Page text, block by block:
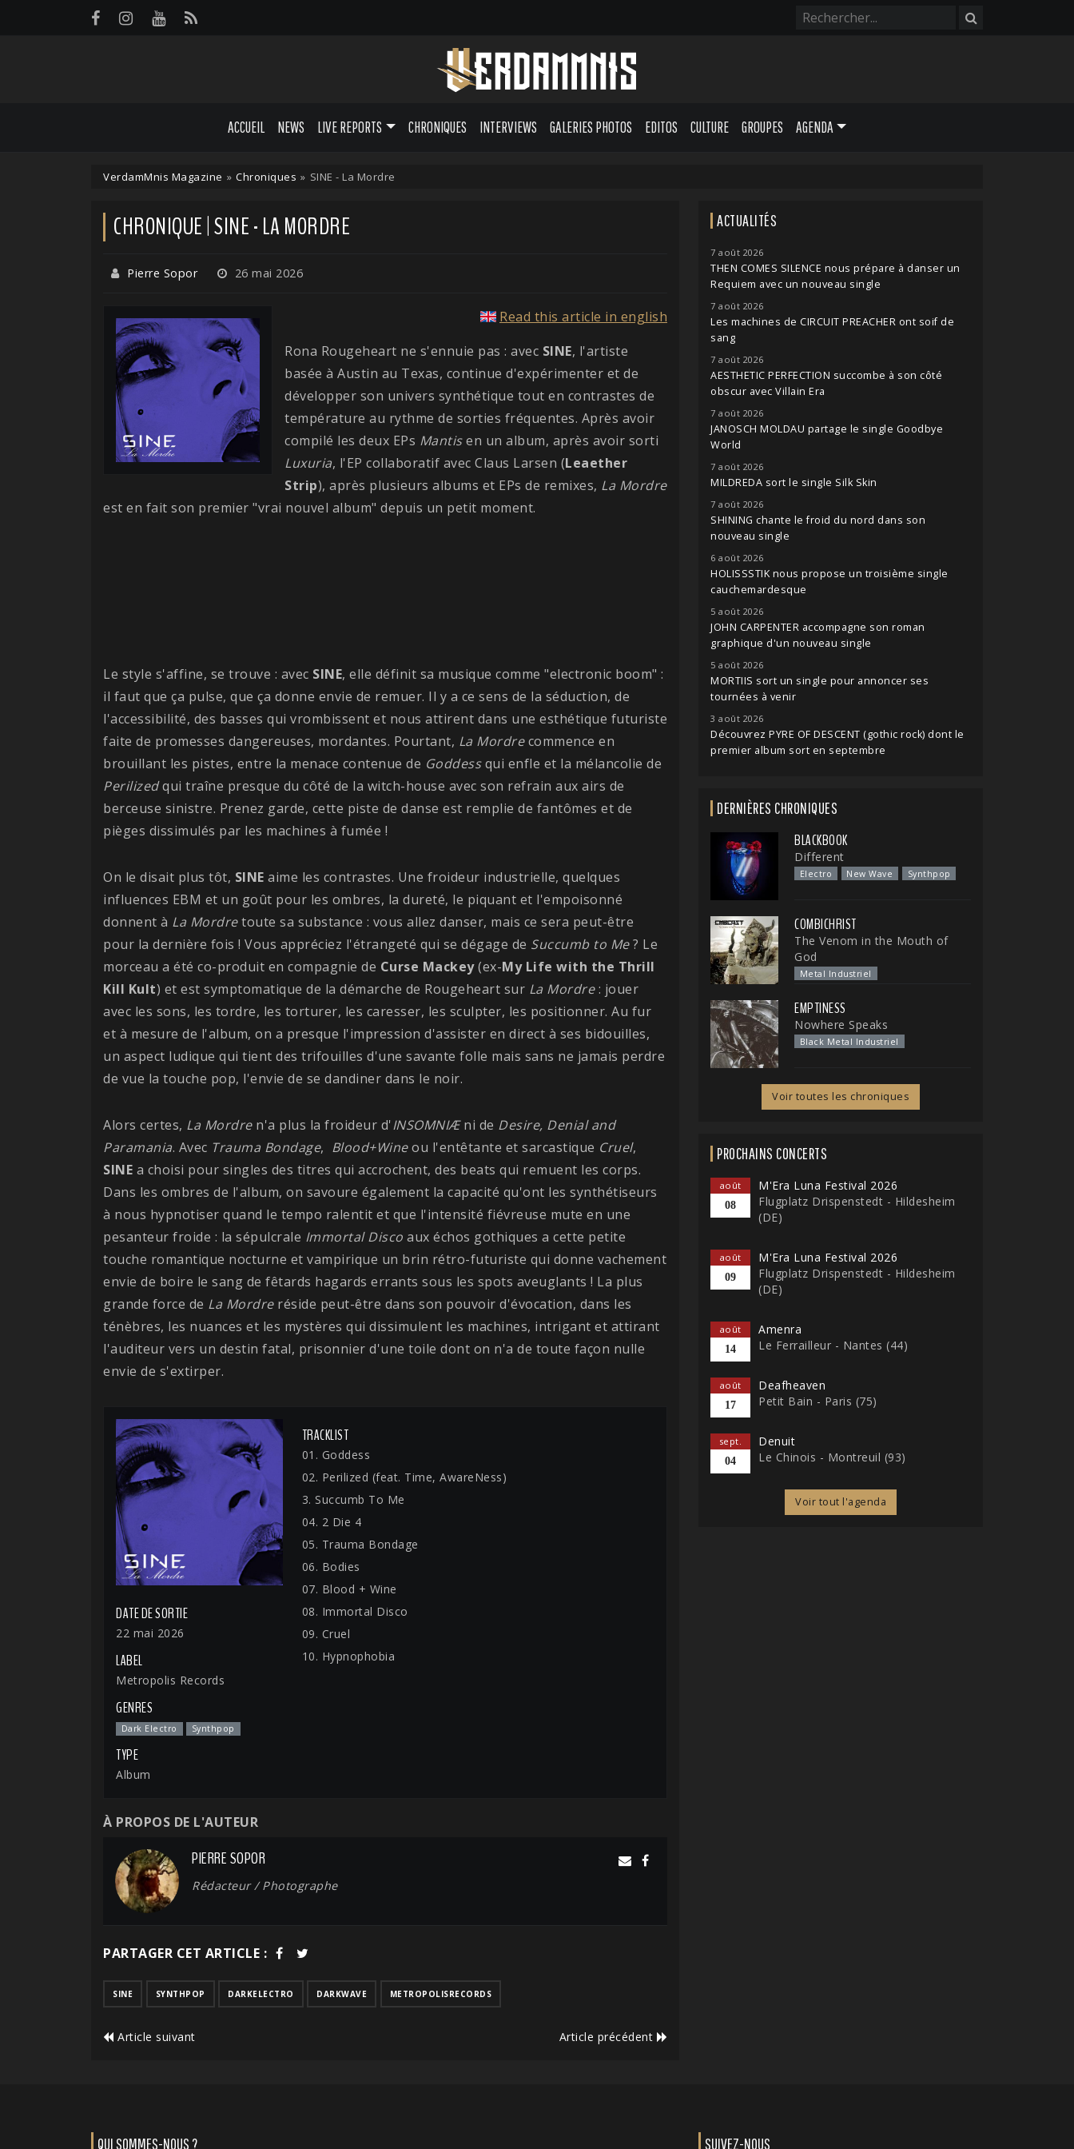
ACCUEIL NEWS LIVE REPORTS CHRONIQUES INTERVIEWS GALERIES PHOTOS EDITOS CULTURE GROUPES AGENDA
VerdamMnis Magazine » Chroniques » SINE - La Mordre
CHRONIQUE | SINE - LA MORDRE
Pierre Sopor 26 mai 2026
Read this article in english
Rona Rougeheart ne s'ennuie pas : avec SINE, l'artiste
basée à Austin au Texas, continue d'expérimenter et de
développer son univers synthétique tout en contrastes de
température au rythme de sorties fréquentes. Après avoir
compilé les deux EPs Mantisen un album, après avoir sorti
Luxuria, l'EP collaboratif avec Claus Larsen (Leaether
Strip), après plusieurs albums et EPs de remixes, La Mordre
est en fait son premier "vrai nouvel album" depuis un petit moment.
Le style s'affine, se trouve : avec SINE, elle définit sa musique comme "electronic boom" :
il faut que ça pulse, que ça donne envie de remuer. Il y a ce sens de la séduction, de
l'accessibilité, des basses qui vrombissent et nous attirent dans une esthétique futuriste
faite de promesses dangereuses, mordantes. Pourtant, La Mordrecommence en
brouillant les pistes, entre la menace contenue de Goddessqui enfle et la mélancolie de
Perilizedqui traîne presque du côté de la witch-house avec son refrain aux airs de
berceuse sinistre. Prenez garde, cette piste de danse est remplie de fantômes et de
pièges dissimulés par les machines à fumée !
On le disait plus tôt, SINE aime les contrastes. Une froideur industrielle, quelques
influences EBM et un goût pour les ombres, la dureté, le piquant et l'empoisonné
donnent à La Mordretoute sa substance : vous allez danser, mais ce sera peut-être
pour la dernière fois ! Vous appréciez l'étrangeté qui se dégage de Succumb to Me? Le
morceau a été co-produit en compagnie de Curse Mackey(ex-My Life with the Thrill
Kill Kult) et est symptomatique de la démarche de Rougeheart sur La Mordre: jouer
avec les sons, les tordre, les torturer, les caresser, les sculpter, les positionner. Au fur
et à mesure de l'album, on a presque l'impression d'assister en direct à ses bidouilles,
un aspect ludique qui tient des trifouilles d'une savante folle mais sans ne jamais perdre
de vue la touche pop, l'envie de se dandiner dans le noir.
Alors certes, La Mordren'a plus la froideur d'INSOMNIÆni de Desire, Denial and
Paramania. Avec Trauma Bondage, Blood+Wineou l'entêtante et sarcastique Cruel,
SINE a choisi pour singles des titres qui accrochent, des beats qui remuent les corps.
Dans les ombres de l'album, on savoure également la capacité qu'ont les synthétiseurs
à nous hypnotiser quand le tempo ralentit et que l'intensité fiévreuse mute en une
pesanteur froide : la sépulcrale Immortal Disco aux échos gothiques a cette petite
touche romantique nocturne et vampirique un brin rétro-futuriste qui donne vachement
envie de boire le sang de fêtards hagards errants sous les spots aveuglants ! La plus
grande force de La Mordre réside peut-être dans son pouvoir d'évocation, dans les
ténèbres, les nuances et les mystères qui dissimulent les machines, intrigant et attirant
l'auditeur vers un destin fatal, prisonnier d'une toile dont on n'a de toute façon nulle
envie de s'extirper.
DATE DE SORTIE
22 mai 2026
LABEL
Metropolis Records
GENRES
Dark Electro Synthpop
TYPE
Album
TRACKLIST
01. Goddess
02. Perilized (feat. Time, AwareNess)
3. Succumb To Me
04. 2 Die 4
05. Trauma Bondage
06. Bodies
07. Blood + Wine
08. Immortal Disco
09. Cruel
10. Hypnophobia
À PROPOS DE L'AUTEUR
PIERRE SOPOR
Rédacteur / Photographe
PARTAGER CET ARTICLE :
SINE SYNTHPOP DARKELECTRO DARKWAVE METROPOLISRECORDS
Article suivant Article précédent
ACTUALITÉS
7 août 2026
THEN COMES SILENCE nous prépare à danser un
Requiem avec un nouveau single
7 août 2026
Les machines de CIRCUIT PREACHER ont soif de
sang
7 août 2026
AESTHETIC PERFECTION succombe à son côté
obscur avec Villain Era
7 août 2026
JANOSCH MOLDAU partage le single Goodbye
World
7 août 2026
MILDREDA sort le single Silk Skin
7 août 2026
SHINING chante le froid du nord dans son
nouveau single
6 août 2026
HOLISSSTIK nous propose un troisième single
cauchemardesque
5 août 2026
JOHN CARPENTER accompagne son roman
graphique d'un nouveau single
5 août 2026
MORTIIS sort un single pour annoncer ses
tournées à venir
3 août 2026
Découvrez PYRE OF DESCENT (gothic rock) dont le
premier album sort en septembre
DERNIÈRES CHRONIQUES
BLACKBOOK
Different
Electro New Wave Synthpop
COMBICHRIST
The Venom in the Mouth of
God
Metal Industriel
EMPTINESS
Nowhere Speaks
Black Metal Industriel
Voir toutes les chroniques
PROCHAINS CONCERTS
août
08
M'Era Luna Festival 2026
Flugplatz Drispenstedt - Hildesheim
(DE)
août
09
M'Era Luna Festival 2026
Flugplatz Drispenstedt - Hildesheim
(DE)
août
14
Amenra
Le Ferrailleur - Nantes (44)
août
17
Deafheaven
Petit Bain - Paris (75)
sept.
04
Denuit
Le Chinois - Montreuil (93)
Voir tout l'agenda
QUI SOMMES-NOUS ? SUIVEZ-NOUS
Panneau de gestion des cookies